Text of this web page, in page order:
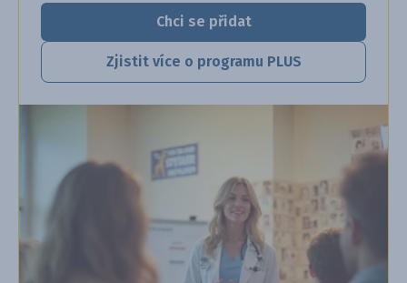
Chci se přidat
Zjistit více o programu PLUS